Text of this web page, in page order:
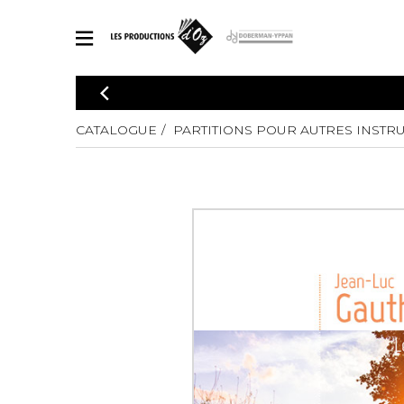
CATALOGUE
Explorez notre catalogue de partitions riche en œuvres
en arrangements de qualité.
PARTITIONS POUR AUTRES INSTRUMENTS
PARTITIONS POUR ENSEMBLES
2
5
CATALOGUE PARTITIONS POUR AUTRES